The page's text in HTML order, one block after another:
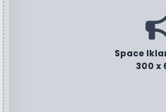
Space
300 x